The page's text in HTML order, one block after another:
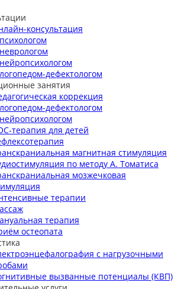
консультация
дефектологом
занятия
коррекция
дефектологом
терапия для детей
магнитная стимуляция
по методу А. Томатиса
мозжечковая
терапии
терапия
остеопата
с нагрузочными
вызванные потенциалы (КВП)